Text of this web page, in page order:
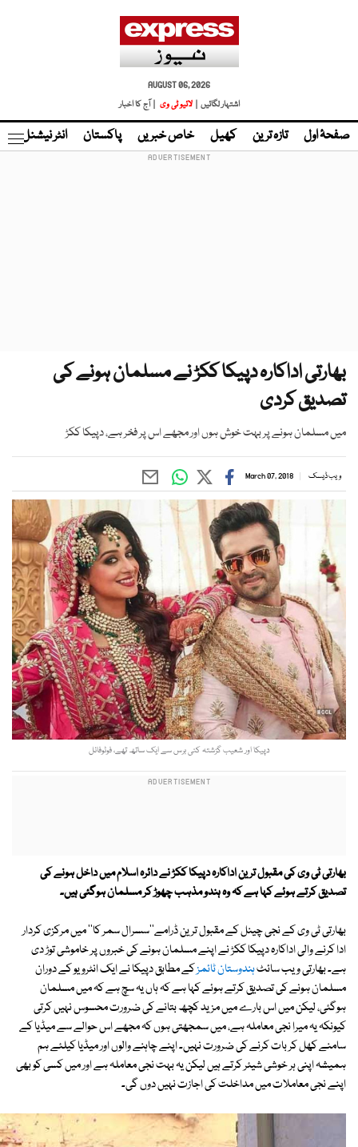
AUGUST 06, 2026
اشتہار لگائیں |
لائیو ٹی وی | آج کا اخبار
صفحۂ اول تازہ ترین کھیل خاص خبریں پاکستان انٹر نیشنل
بھارتی اداکارہ دپیکا ککڑ نے مسلمان ہونے کی
تصدیق کردی
میں مسلمان ہونے پر بہت خوش ہوں اور مجھے اس پر فخر ہے، دپیکا ککڑ
ویب ڈیسک March 07, 2018
دپیکا اور شعیب گزشتہ کئی برس سے ایک ساتھ تھے، فوٹوفائل
بھارتی ٹی وی کی مقبول ترین اداکارہ دپیکا ککڑ نے دائرہ اسلام میں داخل ہونے کی
تصدیق کرتے ہوئے کہا ہے کہ وہ ہندو مذہب چھوڑ کر مسلمان ہوگئی ہیں۔
بھارتی ٹی وی کے نجی چینل کے مقبول ترین ڈرامے''سسرال سمر کا'' میں مرکزی کردار
ادا کرنے والی اداکارہ دپیکا ککڑ نے اپنے مسلمان ہونے کی خبروں پر خاموشی توڑ دی
ہے۔ بھارتی ویب سائٹہندوستان ٹائمزکے مطابق دپیکا نے ایک انٹرویو کے دوران
مسلمان ہونے کی تصدیق کرتے ہوئے کہا ہے کہ ہاں یہ سچ ہے کہ میں مسلمان
ہوگئی، لیکن میں اس بارے میں مزید کچھ بتانے کی ضرورت محسوس نہیں کرتی
کیونکہ یہ میرا نجی معاملہ ہے، میں سمجھتی ہوں کہ مجھے اس حوالے سے میڈیا کے
سامنے کھل کر بات کرنے کی ضرورت نہیں۔ اپنے چاہنے والوں اور میڈیا کیلئے ہم
ہمیشہ اپنی ہر خوشی شیئر کرتے ہیں لیکن یہ بہت نجی معاملہ ہے اور میں کسی کو بھی
اپنے نجی معاملات میں مداخلت کی اجازت نہیں دوں گی۔